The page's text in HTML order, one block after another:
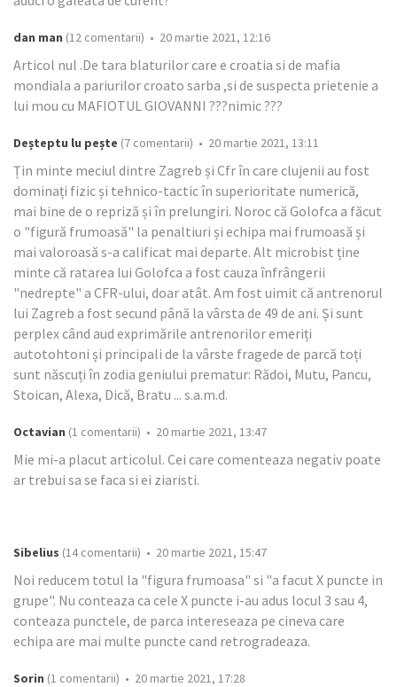
dan man (12 comentarii) • 20 martie 2021, 12:16
Articol nul .De tara blaturilor care e croatia si de mafia
mondiala a pariurilor croato sarba ,si de suspecta prietenie a
lui mou cu MAFIOTUL GIOVANNI ???nimic ???
Deșteptu lu pește (7 comentarii) • 20 martie 2021, 13:11
Țin minte meciul dintre Zagreb și Cfr în care clujenii au fost
dominați fizic și tehnico-tactic în superioritate numerică,
mai bine de o repriză și în prelungiri. Noroc că Golofca a făcut
o "figură frumoasă" la penaltiuri și echipa mai frumoasă și
mai valoroasă s-a calificat mai departe. Alt microbist ține
minte că ratarea lui Golofca a fost cauza înfrângerii
"nedrepte" a CFR-ului, doar atât. Am fost uimit că antrenorul
lui Zagreb a fost secund până la vârsta de 49 de ani. Și sunt
perplex când aud exprimările antrenorilor emeriți
autotohtoni și principali de la vârste fragede de parcă toți
sunt născuți în zodia geniului prematur: Rădoi, Mutu, Pancu,
Stoican, Alexa, Dică, Bratu ... s.a.m.d.
Octavian (1 comentarii) • 20 martie 2021, 13:47
Mie mi-a placut articolul. Cei care comenteaza negativ poate
ar trebui sa se faca si ei ziaristi.
Sibelius (14 comentarii) • 20 martie 2021, 15:47
Noi reducem totul la "figura frumoasa" si "a facut X puncte in
grupe". Nu conteaza ca cele X puncte i-au adus locul 3 sau 4,
conteaza punctele, de parca intereseaza pe cineva care
echipa are mai multe puncte cand retrogradeaza.
Sorin (1 comentarii) • 20 martie 2021, 17:28